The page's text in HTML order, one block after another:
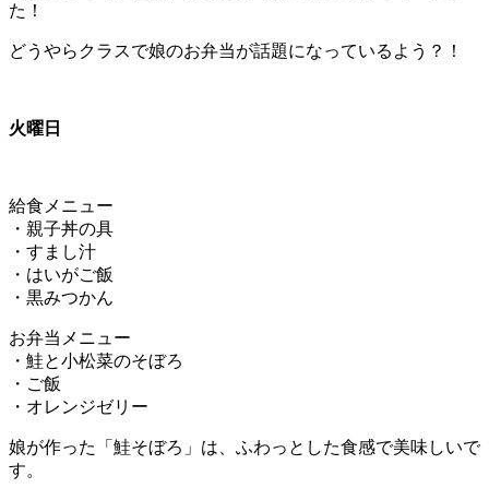
た！
どうやらクラスで娘のお弁当が話題になっているよう？！
火曜日
給食メニュー
・親子丼の具
・すまし汁
・はいがご飯
・黒みつかん
お弁当メニュー
・鮭と小松菜のそぼろ
・ご飯
・オレンジゼリー
娘が作った「鮭そぼろ」は、ふわっとした食感で美味しいで
す。